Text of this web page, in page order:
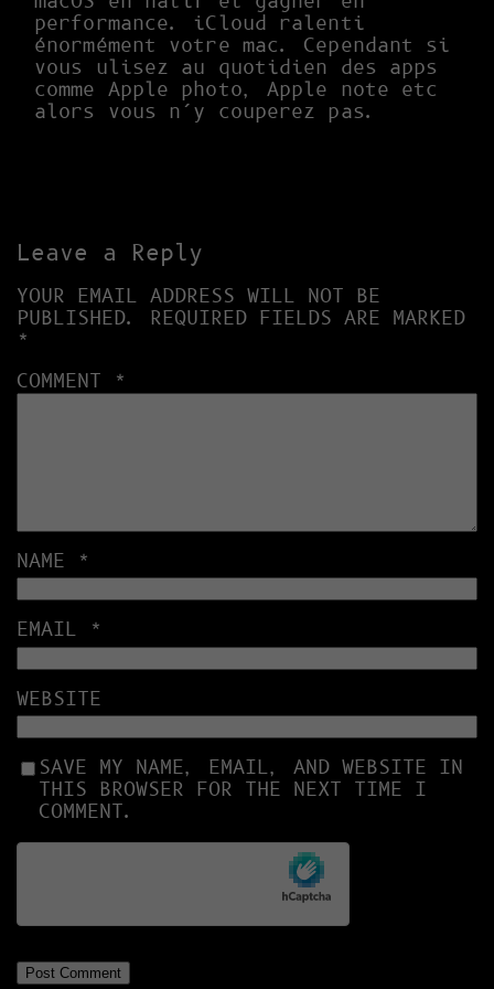
performance. iCloud ralenti
énormément votre mac. Cependant si
vous ulisez au quotidien des apps
comme Apple photo, Apple note etc
alors vous n’y couperez pas.
Leave a Reply
YOUR EMAIL ADDRESS WILL NOT BE
PUBLISHED.
REQUIRED FIELDS ARE MARKED
*
COMMENT
*
NAME *
EMAIL *
WEBSITE
SAVE MY NAME, EMAIL, AND WEBSITE IN
THIS BROWSER FOR THE NEXT TIME I
COMMENT.